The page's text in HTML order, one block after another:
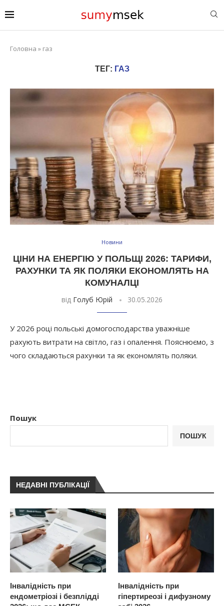
Головна » газ
ТЕГ: ГАЗ
Новини
ЦІНИ НА ЕНЕРГІЮ У ПОЛЬЩІ 2026: ТАРИФИ,
РАХУНКИ ТА ЯК ПОЛЯКИ ЕКОНОМЛЯТЬ НА
КОМУНАЛЦІ
від Голуб Юрій 30.05.2026
У 2026 році польські домогосподарства уважніше
рахують витрати на світло, газ і опалення. Пояснюємо, з
чого складаються рахунки та як економлять поляки.
Пошук
ПОШУК
НЕДАВНІ ПУБЛІКАЦІЇ
Інвалідність при
ендометріозі і безплідді
Інвалідність при
гіпертиреозі і дифузному